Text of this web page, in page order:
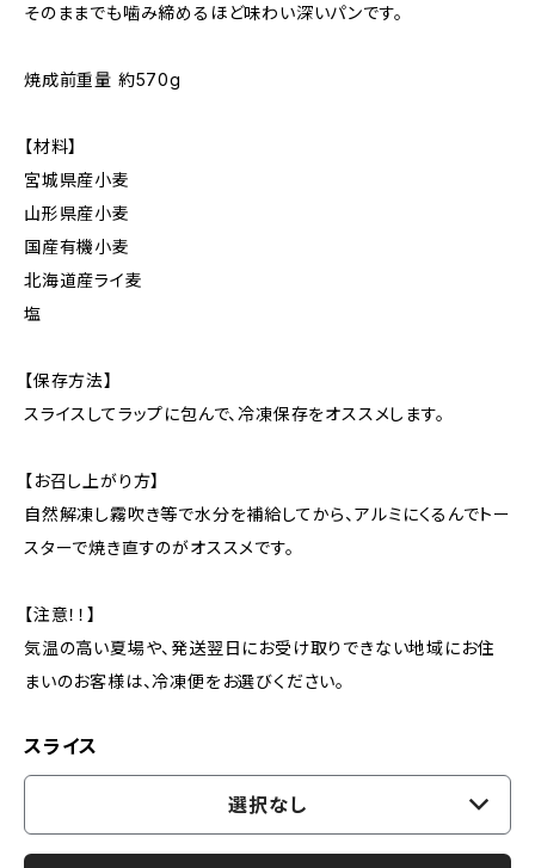
そのままでも噛み締めるほど味わい深いパンです。
焼成前重量 約570g
【材料】
宮城県産小麦
山形県産小麦
国産有機小麦
北海道産ライ麦
塩
【保存方法】
スライスしてラップに包んで、冷凍保存をオススメします。
【お召し上がり方】
自然解凍し霧吹き等で水分を補給してから、アルミにくるんでトー
スターで焼き直すのがオススメです。
【注意！！】
気温の高い夏場や、発送翌日にお受け取りできない地域にお住
まいのお客様は、冷凍便をお選びください。
スライス
選択なし